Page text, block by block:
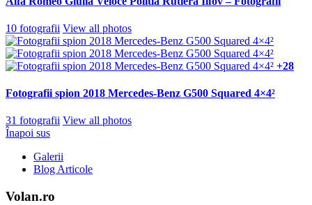
10 fotografii View all photos
+28
Fotografii spion 2018 Mercedes-Benz G500 Squared 4×4²
31 fotografii View all photos
Înapoi sus
Galerii
Blog Articole
Volan.ro